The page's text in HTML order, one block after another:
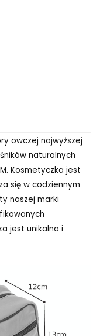
owczej najwyższej
naturalnych
Kosmetyczka jest
się w codziennym
naszej marki
jest unikalna i